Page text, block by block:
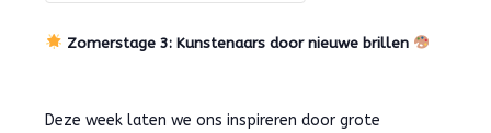
Zomerstage 3: Kunstenaars door nieuwe brillen
Deze week laten we ons inspireren door grote